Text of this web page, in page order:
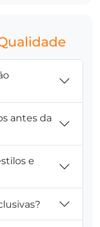
antes da
e